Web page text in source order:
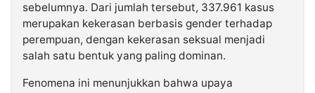
sebelumnya. Dari jumlah tersebut, 337.961 kasus
merupakan kekerasan berbasis gender terhadap
perempuan, dengan kekerasan seksual menjadi
salah satu bentuk yang paling dominan.
Fenomena ini menunjukkan bahwa upaya